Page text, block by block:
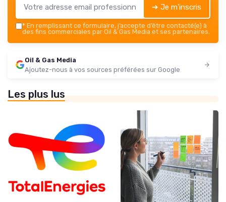
➔ Je m'inscris
* En remplissant ce formulaire, j’accepte d’être contacté(e) à
des fins commerciales par Oil & Gas Media et ses partenaires.
Oil & Gas Media
Ajoutez-nous à vos sources préférées sur Google
Les plus lus